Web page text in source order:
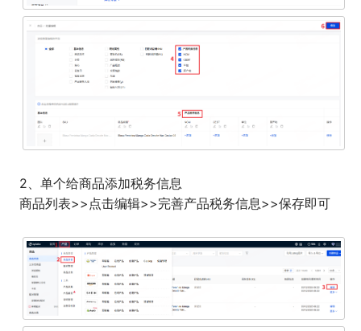
2、单个给商品添加税务信息
商品列表>>点击编辑>>完善产品税务信息>>保存即可